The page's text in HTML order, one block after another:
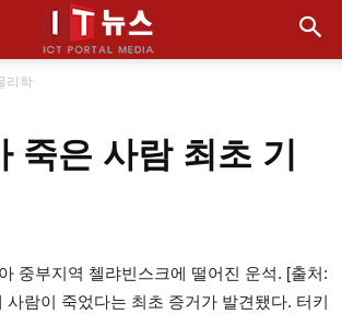
리학
죽은 사람 최초 기
중부지역 첼랴빈스크에 떨어진 운석. [출처:
사람이 죽었다는 최초 증거가 발견됐다. 터키